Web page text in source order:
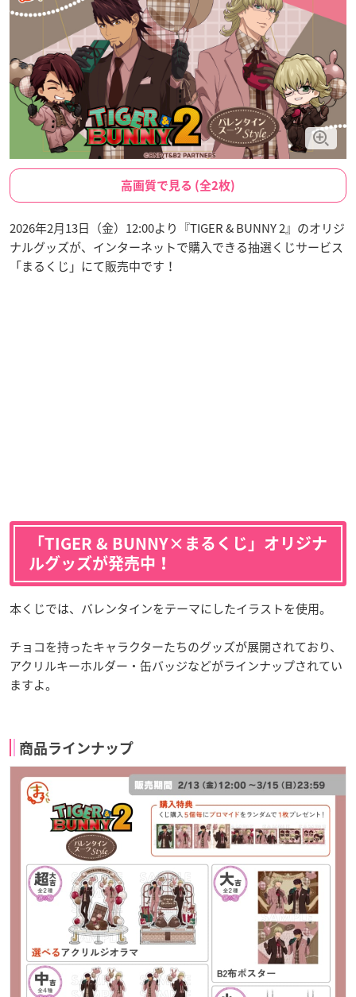
高画質で見る (全2枚)
2026年2月13日（金）12:00より『TIGER & BUNNY 2』のオリジ
ナルグッズが、インターネットで購入できる抽選くじサービス
「まるくじ」にて販売中です！
「TIGER & BUNNY×まるくじ」オリジナ
ルグッズが発売中！
本くじでは、バレンタインをテーマにしたイラストを使用。
チョコを持ったキャラクターたちのグッズが展開されており、
アクリルキーホルダー・缶バッジなどがラインナップされてい
ますよ。
商品ラインナップ